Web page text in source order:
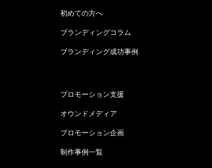
初めての方へ
ブランディングコラム
ブランディング成功事例
プロモーション支援
オウンドメディア
プロモーション企画
制作事例一覧